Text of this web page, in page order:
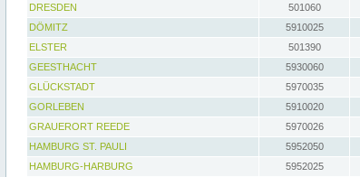
DRESDEN
501060
DÖMITZ
5910025
ELSTER
501390
GEESTHACHT
5930060
GLÜCKSTADT
5970035
GORLEBEN
5910020
GRAUERORT REEDE
5970026
HAMBURG ST. PAULI
5952050
HAMBURG-HARBURG
5952025